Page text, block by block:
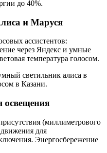
до 40%.
и Маруся
ассистентов:
через Яндекс и умные
температура голосом.
светильник алиса в
в Казани.
освещения
(миллиметрового
для
Энергосбережение